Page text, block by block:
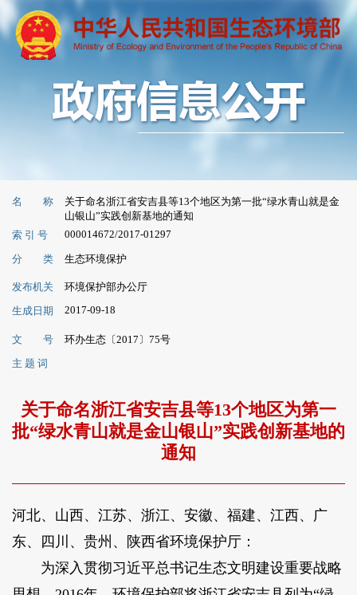
名 称
关于命名浙江省安吉县等13个地区为第一批“绿水青山就是金
山银山”实践创新基地的通知
索 引 号
000014672/2017-01297
分 类 生态环境保护
发布机关
环境保护部办公厅
生成日期
2017-09-18
文 号
环办生态〔2017〕75号
主 题 词
关于命名浙江省安吉县等13个地区为第一
批“绿水青山就是金山银山”实践创新基地的
通知
河北、山西、江苏、浙江、安徽、福建、江西、广
东、四川、贵州、陕西省环境保护厅：
为深入贯彻习近平总书记生态文明建设重要战略